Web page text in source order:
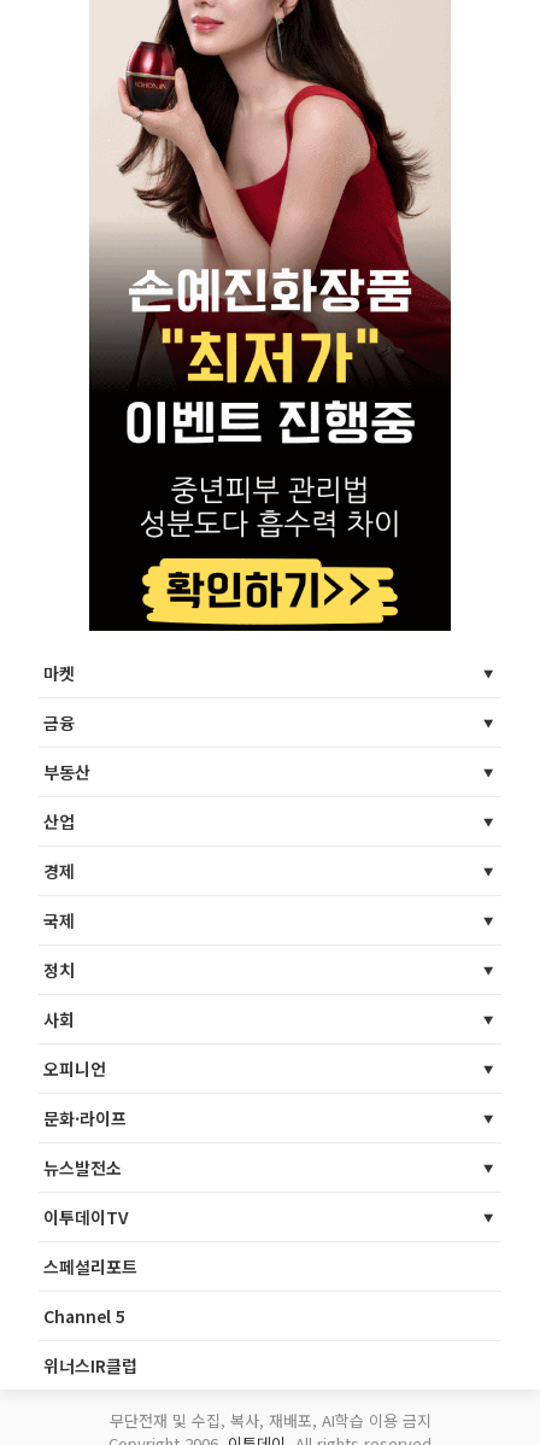
마켓
금융
부동산
산업
경제
국제
정치
사회
오피니언
문화·라이프
뉴스발전소
이투데이TV
스페셜리포트
Channel 5
위너스IR클럽
무단전재 및 수집, 복사, 재배포, AI학습 이용 금지